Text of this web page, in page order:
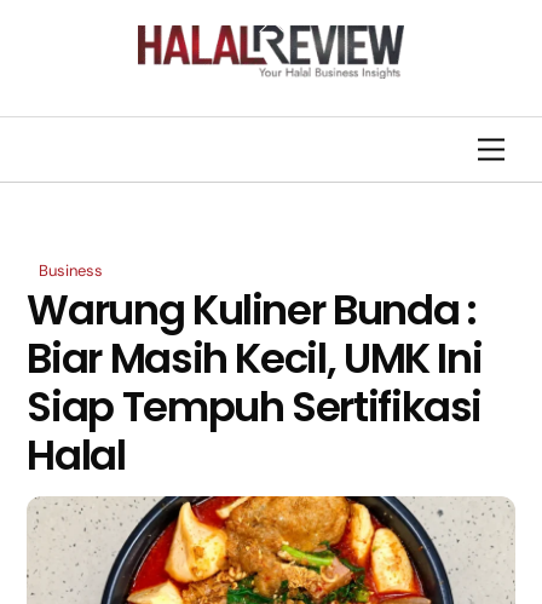
Warung Kuliner Bunda :
Biar Masih Kecil, UMK Ini
Siap Tempuh Sertifikasi
Halal
Business
To
Top